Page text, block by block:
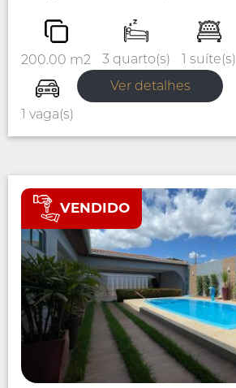
200.00 m2 3 quarto(s) 1 suíte(s)
1 vaga(s)
Ver detalhes
VENDIDO